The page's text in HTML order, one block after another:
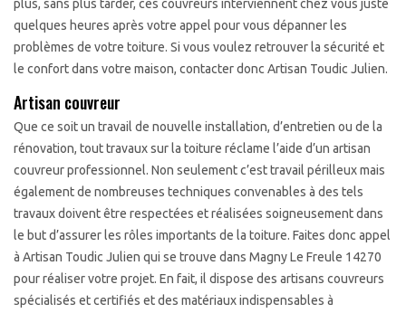
plus, sans plus tarder, ces couvreurs interviennent chez vous juste
quelques heures après votre appel pour vous dépanner les
problèmes de votre toiture. Si vous voulez retrouver la sécurité et
le confort dans votre maison, contacter donc Artisan Toudic Julien.
Artisan couvreur
Que ce soit un travail de nouvelle installation, d’entretien ou de la
rénovation, tout travaux sur la toiture réclame l’aide d’un artisan
couvreur professionnel. Non seulement c’est travail périlleux mais
également de nombreuses techniques convenables à des tels
travaux doivent être respectées et réalisées soigneusement dans
le but d’assurer les rôles importants de la toiture. Faites donc appel
à Artisan Toudic Julien qui se trouve dans Magny Le Freule 14270
pour réaliser votre projet. En fait, il dispose des artisans couvreurs
spécialisés et certifiés et des matériaux indispensables à